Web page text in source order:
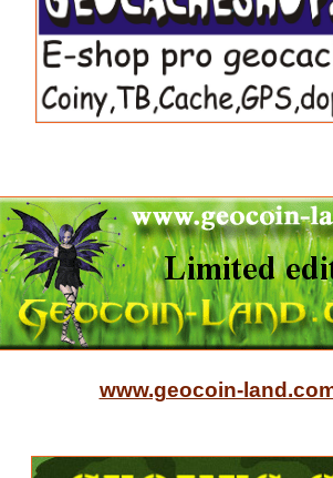
www.geocoin-